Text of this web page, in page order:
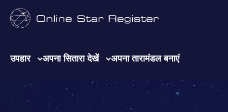
उपहार अपना सितारा देखें अपना तारामंडल बनाएं